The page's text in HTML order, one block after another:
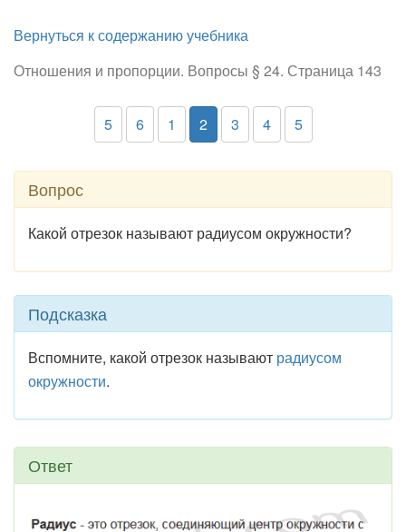
Вернуться к содержанию учебника
Отношения и пропорции. Вопросы § 24. Страница 143
5 6 1 2 3 4 5
Вопрос
Какой отрезок называют радиусом окружности?
Подсказка
Вспомните, какой отрезок называют радиусом
окружности.
Ответ